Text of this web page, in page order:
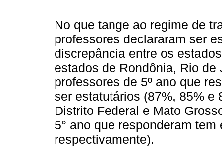
No que tange ao regime de
professores declararam ser
discrepância entre os
estados de Rondônia, Rio
professores de 5º ano que
ser estatutários (87%, 85% e
Distrito Federal e Mato
5° ano que responderam
respectivamente).